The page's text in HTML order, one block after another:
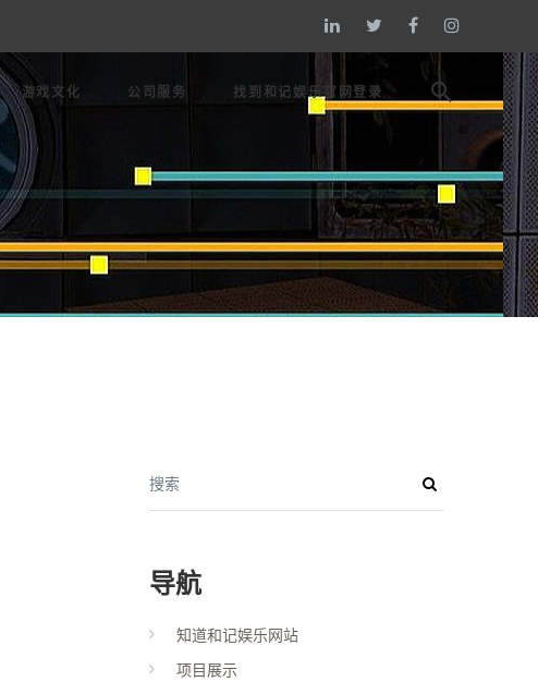
游戏文化 公司服务 找到和记娱乐官网登录
搜索
导航
知道和记娱乐网站
项目展示